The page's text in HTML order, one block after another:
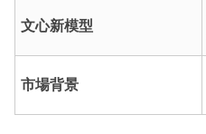
文心新模型
市場背景